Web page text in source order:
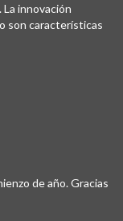
innovación
son características
de año. Gracias